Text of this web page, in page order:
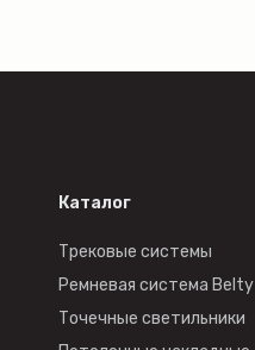
Трековые системы
Ремневая система Belty
Точечные светильники
Каталог